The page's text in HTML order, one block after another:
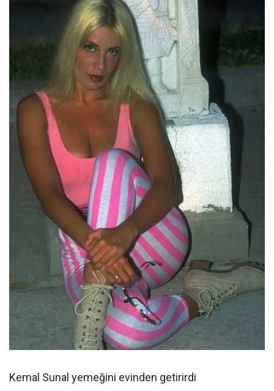
Kemal Sunal yemeğini evinden getirirdi